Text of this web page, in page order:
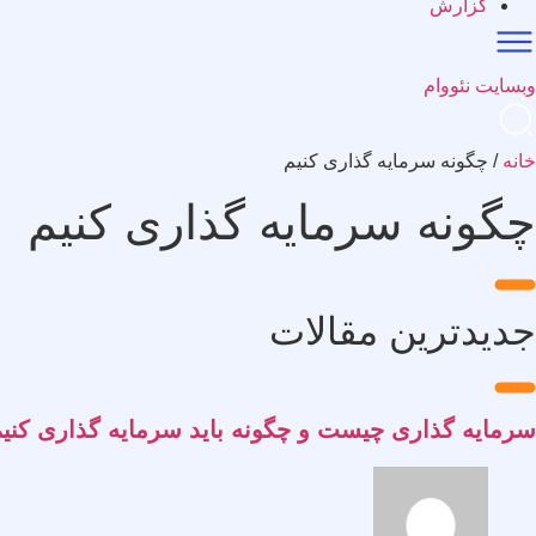
گزارش
وبسایت نئووام
خانه / چگونه سرمایه گذاری کنیم
چگونه سرمایه گذاری کنیم
جدیدترین مقالات
سرمایه گذاری چیست و چگونه باید سرمایه گذاری